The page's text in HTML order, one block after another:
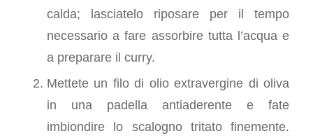
calda; lasciatelo riposare per il tempo
necessario a fare assorbire tutta l’acqua e
a preparare il curry.
Mettete un filo di olio extravergine di oliva
in una padella antiaderente e fate
imbiondire lo scalogno tritato finemente.